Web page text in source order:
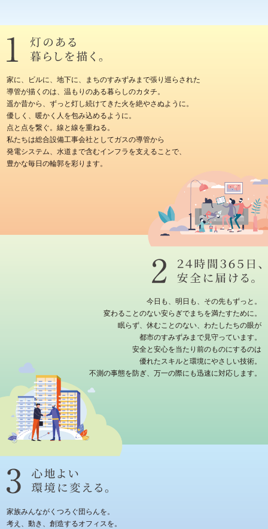
家に、ビルに、地下に、まちのすみずみまで張り巡らされた
導管が描くのは、温もりのある暮らしのカタチ。
遥か昔から、ずっと灯し続けてきた火を絶やさぬように。
優しく、暖かく人を包み込めるように。
点と点を繋ぐ。線と線を重ねる。
私たちは総合設備工事会社としてガスの導管から
発電システム、水道まで含むインフラを支えることで、
豊かな毎日の輪郭を彩ります。
今日も、明日も、その先もずっと。
変わることのない安らぎでまちを満たすために。
眠らず、休むことのない、わたしたちの眼が
都市のすみずみまで見守っています。
安全と安心を当たり前のものにするのは
優れたスキルと環境にやさしい技術。
不測の事態を防ぎ、万一の際にも迅速に対応します。
家族みんながくつろぐ団らんを。
考え、動き、創造するオフィスを。